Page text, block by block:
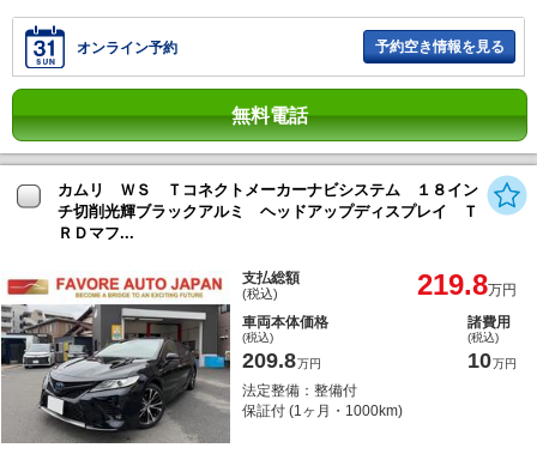
オンライン予約 予約空き情報を見る
無料電話
カムリ ＷＳ Ｔコネクトメーカーナビシステム １８イン
チ切削光輝ブラックアルミ ヘッドアップディスプレイ Ｔ
ＲＤマフ...
支払総額
(税込) 219.8万円
車両本体価格
(税込)
209.8万円
諸費用
(税込)
10万円
法定整備：整備付
保証付 (1ヶ月・1000km)